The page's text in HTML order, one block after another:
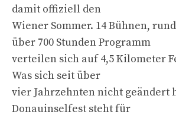
damit offiziell den
Wiener Sommer. 14 Bühnen,
über 700 Stunden Programm
verteilen sich auf 4,5 Kilometer
Was sich seit über
vier Jahrzehnten nicht geändert
Donauinselfest steht für